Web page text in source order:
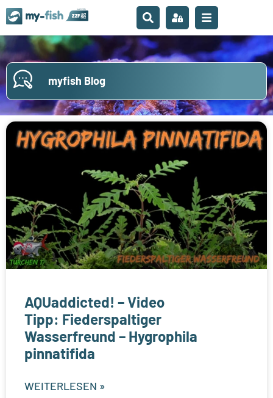
myfish Blog
AQUaddicted! – Video
Tipp: Fiederspaltiger
Wasserfreund – Hygrophila
pinnatifida
WEITERLESEN »